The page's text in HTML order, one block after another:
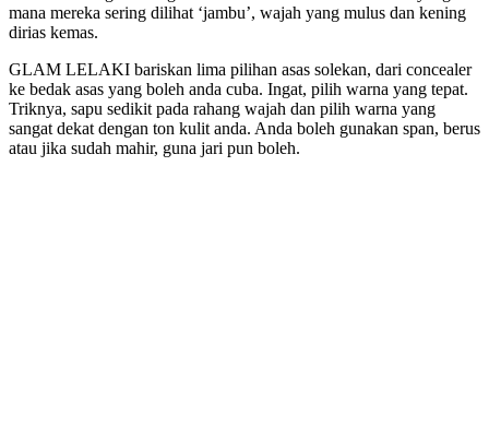
mana mereka sering dilihat ‘jambu’, wajah yang mulus dan kening
dirias kemas.
GLAM LELAKI bariskan lima pilihan asas solekan, dari concealer
ke bedak asas yang boleh anda cuba. Ingat, pilih warna yang tepat.
Triknya, sapu sedikit pada rahang wajah dan pilih warna yang
sangat dekat dengan ton kulit anda. Anda boleh gunakan span, berus
atau jika sudah mahir, guna jari pun boleh.